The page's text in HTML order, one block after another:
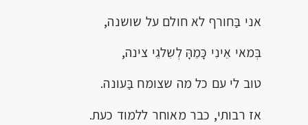
אני בַּחורף לא חולם על שושנה,
בְּמאי אֵינִי כָּמֵהָּ לְשִלגֵי צינה,
טוב לי עם כל מה שצומח בַּעונה.
אז רבותי, כבר מאוחר ללמוד כעת.